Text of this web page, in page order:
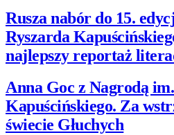
Rusza nabór do 15.
Ryszarda
najlepszy reportaż
Anna Goc z Nagrodą
Kapuścińskiego. Za
świecie Głuchych